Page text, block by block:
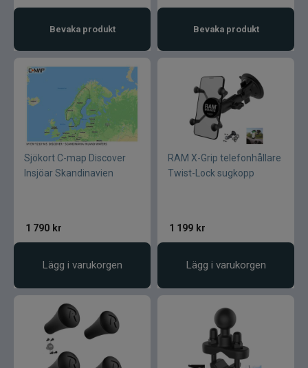
Bevaka produkt Bevaka produkt
Sjökort C-map Discover
Insjöar Skandinavien
1 790 kr
Lägg i varukorgen
RAM X-Grip telefonhållare
Twist-Lock sugkopp
1 199 kr
Lägg i varukorgen